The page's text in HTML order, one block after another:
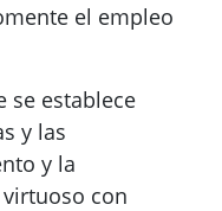
el empleo
se establece
y las
y la
con